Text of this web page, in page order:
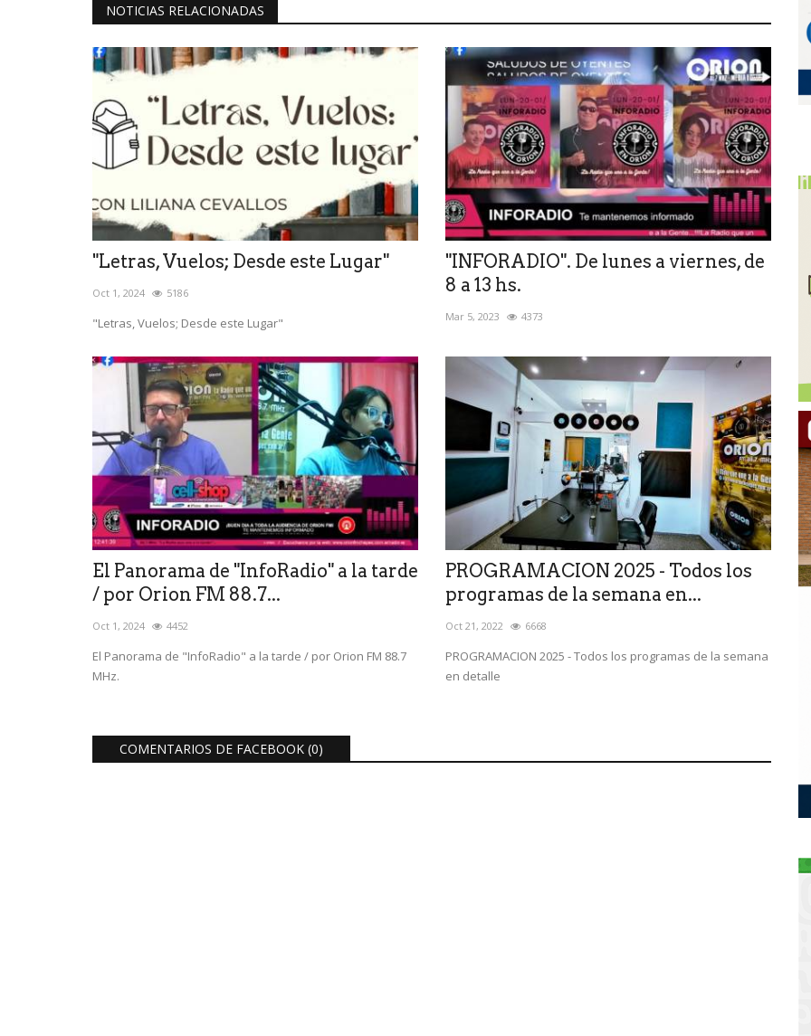
NOTICIAS RELACIONADAS
"Letras, Vuelos; Desde este Lugar"
Oct 1, 2024 5186
"Letras, Vuelos; Desde este Lugar"
"INFORADIO". De lunes a viernes, de
8 a 13 hs.
Mar 5, 2023 4373
El Panorama de "InfoRadio" a la tarde
/ por Orion FM 88.7...
Oct 1, 2024 4452
El Panorama de "InfoRadio" a la tarde / por Orion FM 88.7
MHz.
PROGRAMACION 2025 - Todos los
programas de la semana en...
Oct 21, 2022 6668
PROGRAMACION 2025 - Todos los programas de la semana
en detalle
COMENTARIOS DE FACEBOOK (0)